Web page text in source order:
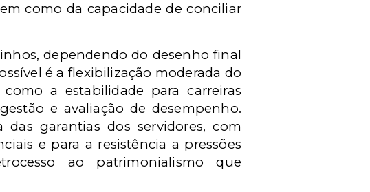
como da capacidade de conciliar
dependendo do desenho final
é a flexibilização moderada do
a estabilidade para carreiras
e avaliação de desempenho.
garantias dos servidores, com
e para a resistência a pressões
ao patrimonialismo que